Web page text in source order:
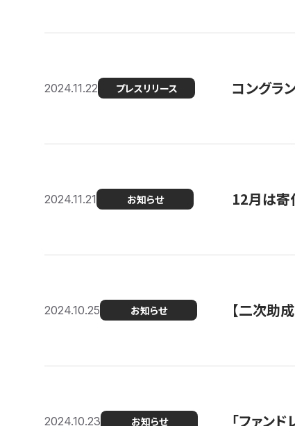
2024.11.22 プレスリリース コングラ
2024.11.21 お知らせ 12月は寄
2024.10.25 お知らせ 【二次助
2024.10.23 お知らせ 「ファン